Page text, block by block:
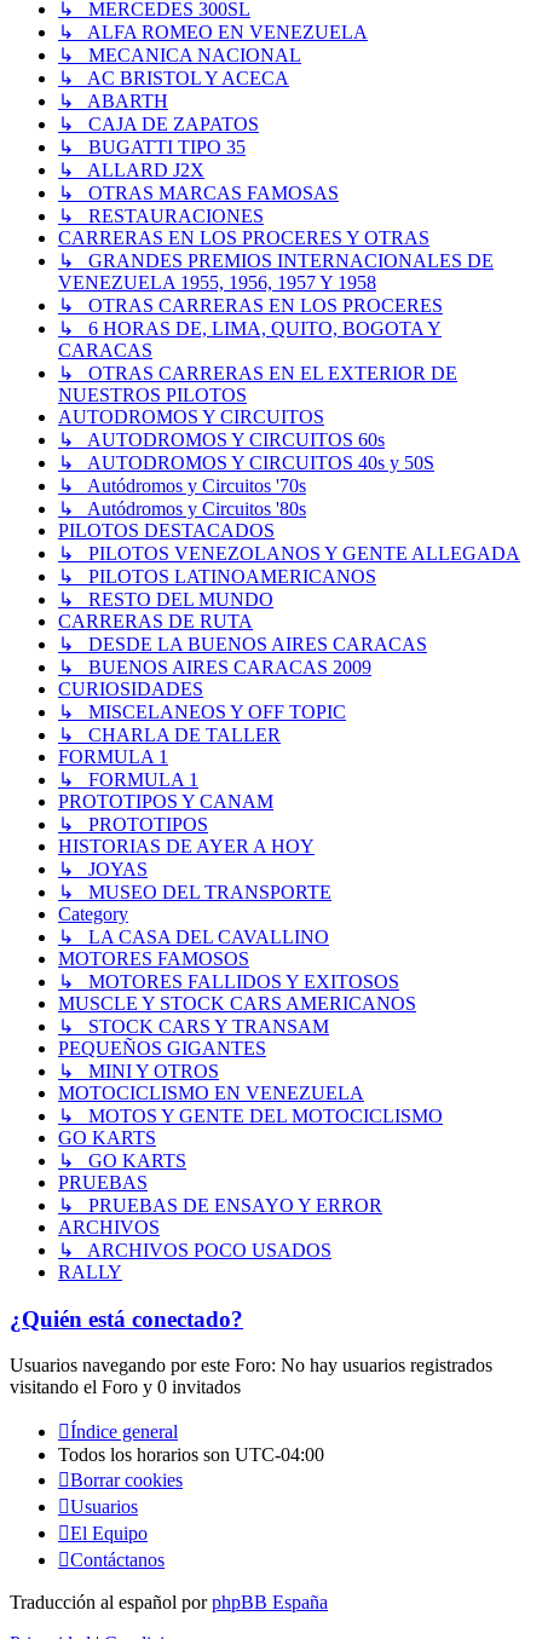
↳ MERCEDES 300SL
↳ ALFA ROMEO EN VENEZUELA
↳ MECANICA NACIONAL
↳ AC BRISTOL Y ACECA
↳ ABARTH
↳ CAJA DE ZAPATOS
↳ BUGATTI TIPO 35
↳ ALLARD J2X
↳ OTRAS MARCAS FAMOSAS
↳ RESTAURACIONES
CARRERAS EN LOS PROCERES Y OTRAS
↳ GRANDES PREMIOS INTERNACIONALES DE
VENEZUELA 1955, 1956, 1957 Y 1958
↳ OTRAS CARRERAS EN LOS PROCERES
↳ 6 HORAS DE, LIMA, QUITO, BOGOTA Y
CARACAS
↳ OTRAS CARRERAS EN EL EXTERIOR DE
NUESTROS PILOTOS
AUTODROMOS Y CIRCUITOS
↳ AUTODROMOS Y CIRCUITOS 60s
↳ AUTODROMOS Y CIRCUITOS 40s y 50S
↳ Autódromos y Circuitos '70s
↳ Autódromos y Circuitos '80s
PILOTOS DESTACADOS
↳ PILOTOS VENEZOLANOS Y GENTE ALLEGADA
↳ PILOTOS LATINOAMERICANOS
↳ RESTO DEL MUNDO
CARRERAS DE RUTA
↳ DESDE LA BUENOS AIRES CARACAS
↳ BUENOS AIRES CARACAS 2009
CURIOSIDADES
↳ MISCELANEOS Y OFF TOPIC
↳ CHARLA DE TALLER
FORMULA 1
↳ FORMULA 1
PROTOTIPOS Y CANAM
↳ PROTOTIPOS
HISTORIAS DE AYER A HOY
↳ JOYAS
↳ MUSEO DEL TRANSPORTE
Category
↳ LA CASA DEL CAVALLINO
MOTORES FAMOSOS
↳ MOTORES FALLIDOS Y EXITOSOS
MUSCLE Y STOCK CARS AMERICANOS
↳ STOCK CARS Y TRANSAM
PEQUEÑOS GIGANTES
↳ MINI Y OTROS
MOTOCICLISMO EN VENEZUELA
↳ MOTOS Y GENTE DEL MOTOCICLISMO
GO KARTS
↳ GO KARTS
PRUEBAS
↳ PRUEBAS DE ENSAYO Y ERROR
ARCHIVOS
↳ ARCHIVOS POCO USADOS
RALLY
¿Quién está conectado?
Usuarios navegando por este Foro: No hay usuarios registrados
visitando el Foro y 0 invitados
Índice general
Todos los horarios son UTC-04:00
Borrar cookies
Usuarios
El Equipo
Contáctanos
Traducción al español porphpBB España